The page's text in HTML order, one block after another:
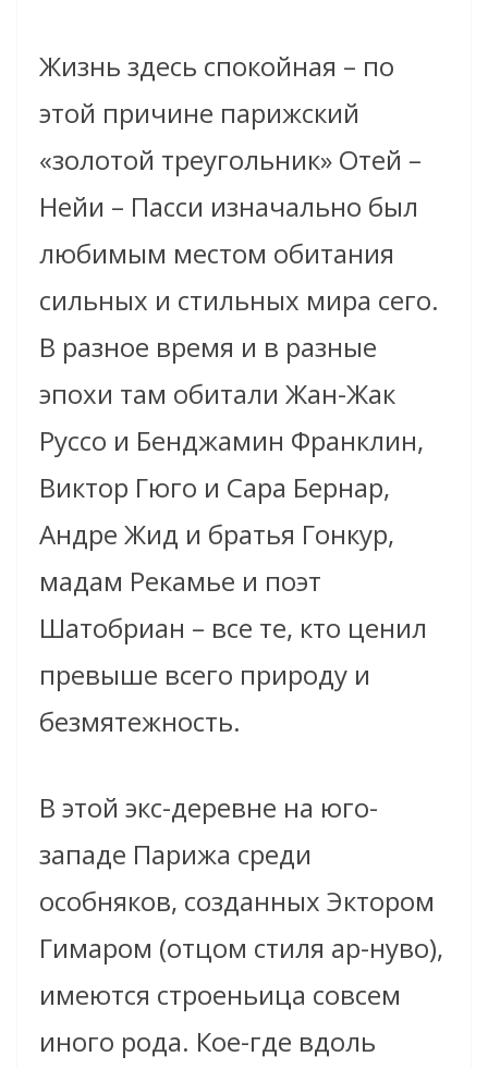
Жизнь здесь спокойная – по
этой причине парижский
«золотой треугольник» Отей –
Нейи – Пасси изначально был
любимым местом обитания
сильных и стильных мира сего.
В разное время и в разные
эпохи там обитали Жан-Жак
Руссо и Бенджамин Франклин,
Виктор Гюго и Сара Бернар,
Андре Жид и братья Гонкур,
мадам Рекамье и поэт
Шатобриан – все те, кто ценил
превыше всего природу и
безмятежность.
В этой экс-деревне на юго-
западе Парижа среди
особняков, созданных Эктором
Гимаром (отцом стиля ар-нуво),
имеются строеньица совсем
иного рода. Кое-где вдоль